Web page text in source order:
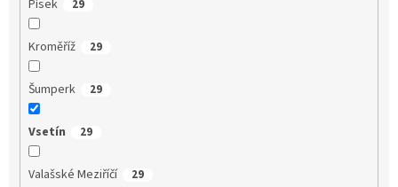
Písek 29
Kroměříž 29
Šumperk 29
Vsetín 29
Valašské Meziříčí 29